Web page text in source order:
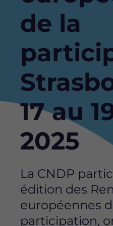
de la
17 au
2025
La CNDP
édition des
européennes
participation,